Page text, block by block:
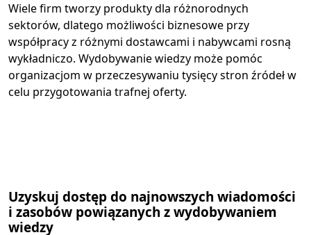
Wiele firm tworzy produkty dla różnorodnych
sektorów, dlatego możliwości biznesowe przy
współpracy z różnymi dostawcami i nabywcami rosną
wykładniczo. Wydobywanie wiedzy może pomóc
organizacjom w przeczesywaniu tysięcy stron źródeł w
celu przygotowania trafnej oferty.
Uzyskuj dostęp do najnowszych wiadomości
i zasobów powiązanych z wydobywaniem
wiedzy